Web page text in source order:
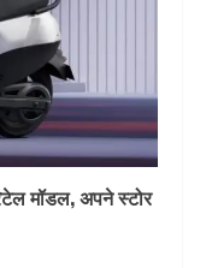
मॉडल, अपने स्टोर